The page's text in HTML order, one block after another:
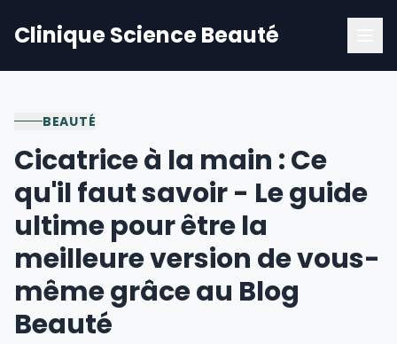
Clinique Science Beauté
BEAUTÉ
Cicatrice à la main : Ce
qu'il faut savoir - Le guide
ultime pour être la
meilleure version de vous-
même grâce au Blog
Beauté